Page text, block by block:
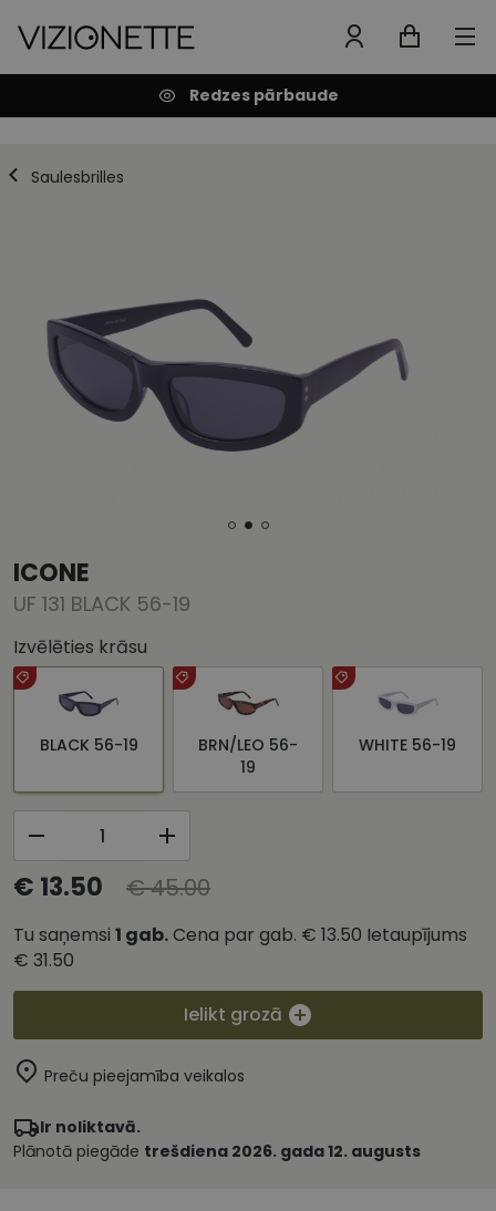
Redzes pārbaude
Saulesbrilles
ICONE
UF 131 BLACK 56-19
Izvēlēties krāsu
BLACK 56-19
BRN/LEO 56-
19
WHITE 56-19
€ 13.50 € 45.00
Tu saņemsi 1 gab.Cena par gab. € 13.50 Ietaupījums
€ 31.50
Ielikt grozā
Preču pieejamība veikalos
Ir noliktavā.
Plānotā piegāde trešdiena 2026. gada 12. augusts